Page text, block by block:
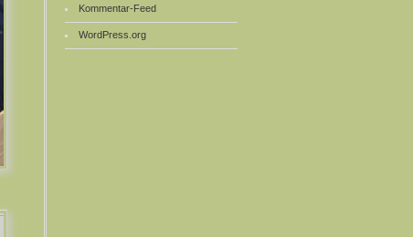
Kommentar-Feed
WordPress.org